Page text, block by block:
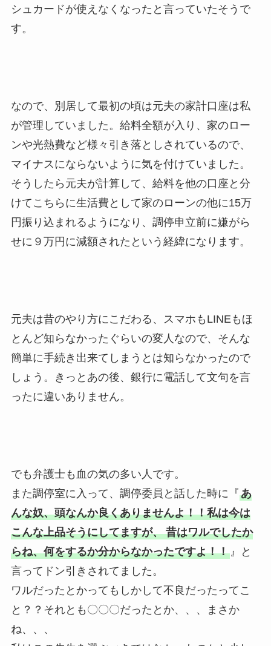
シュカードが使えなくなったと言っていたそうで
す。
なので、別居して最初の頃は元夫の家計口座は私
が管理していました。給料全額が入り、家のロー
ンや光熱費など様々引き落としされているので、
マイナスにならないように気を付けていました。
そうしたら元夫が計算して、給料を他の口座と分
けてこちらに生活費として家のローンの他に15万
円振り込まれるようになり、調停申立前に嫌がら
せに９万円に減額されたという経緯になります。
元夫は昔のやり方にこだわる、スマホもLINEもほ
とんど知らなかったぐらいの変人なので、そんな
簡単に手続き出来てしまうとは知らなかったので
しょう。きっとあの後、銀行に電話して文句を言
ったに違いありません。
でも弁護士も血の気の多い人です。
また調停室に入って、調停委員と話した時に『あ
んな奴、頭なんか良くありませんよ！！私は今は
こんな上品そうにしてますが、 昔はワルでしたか
らね、何をするか分からなかったですよ！！』と
言ってドン引きされてました。
ワルだったとかってもしかして不良だったってこ
と？？それとも〇〇〇だったとか、、、まさか
ね、、、